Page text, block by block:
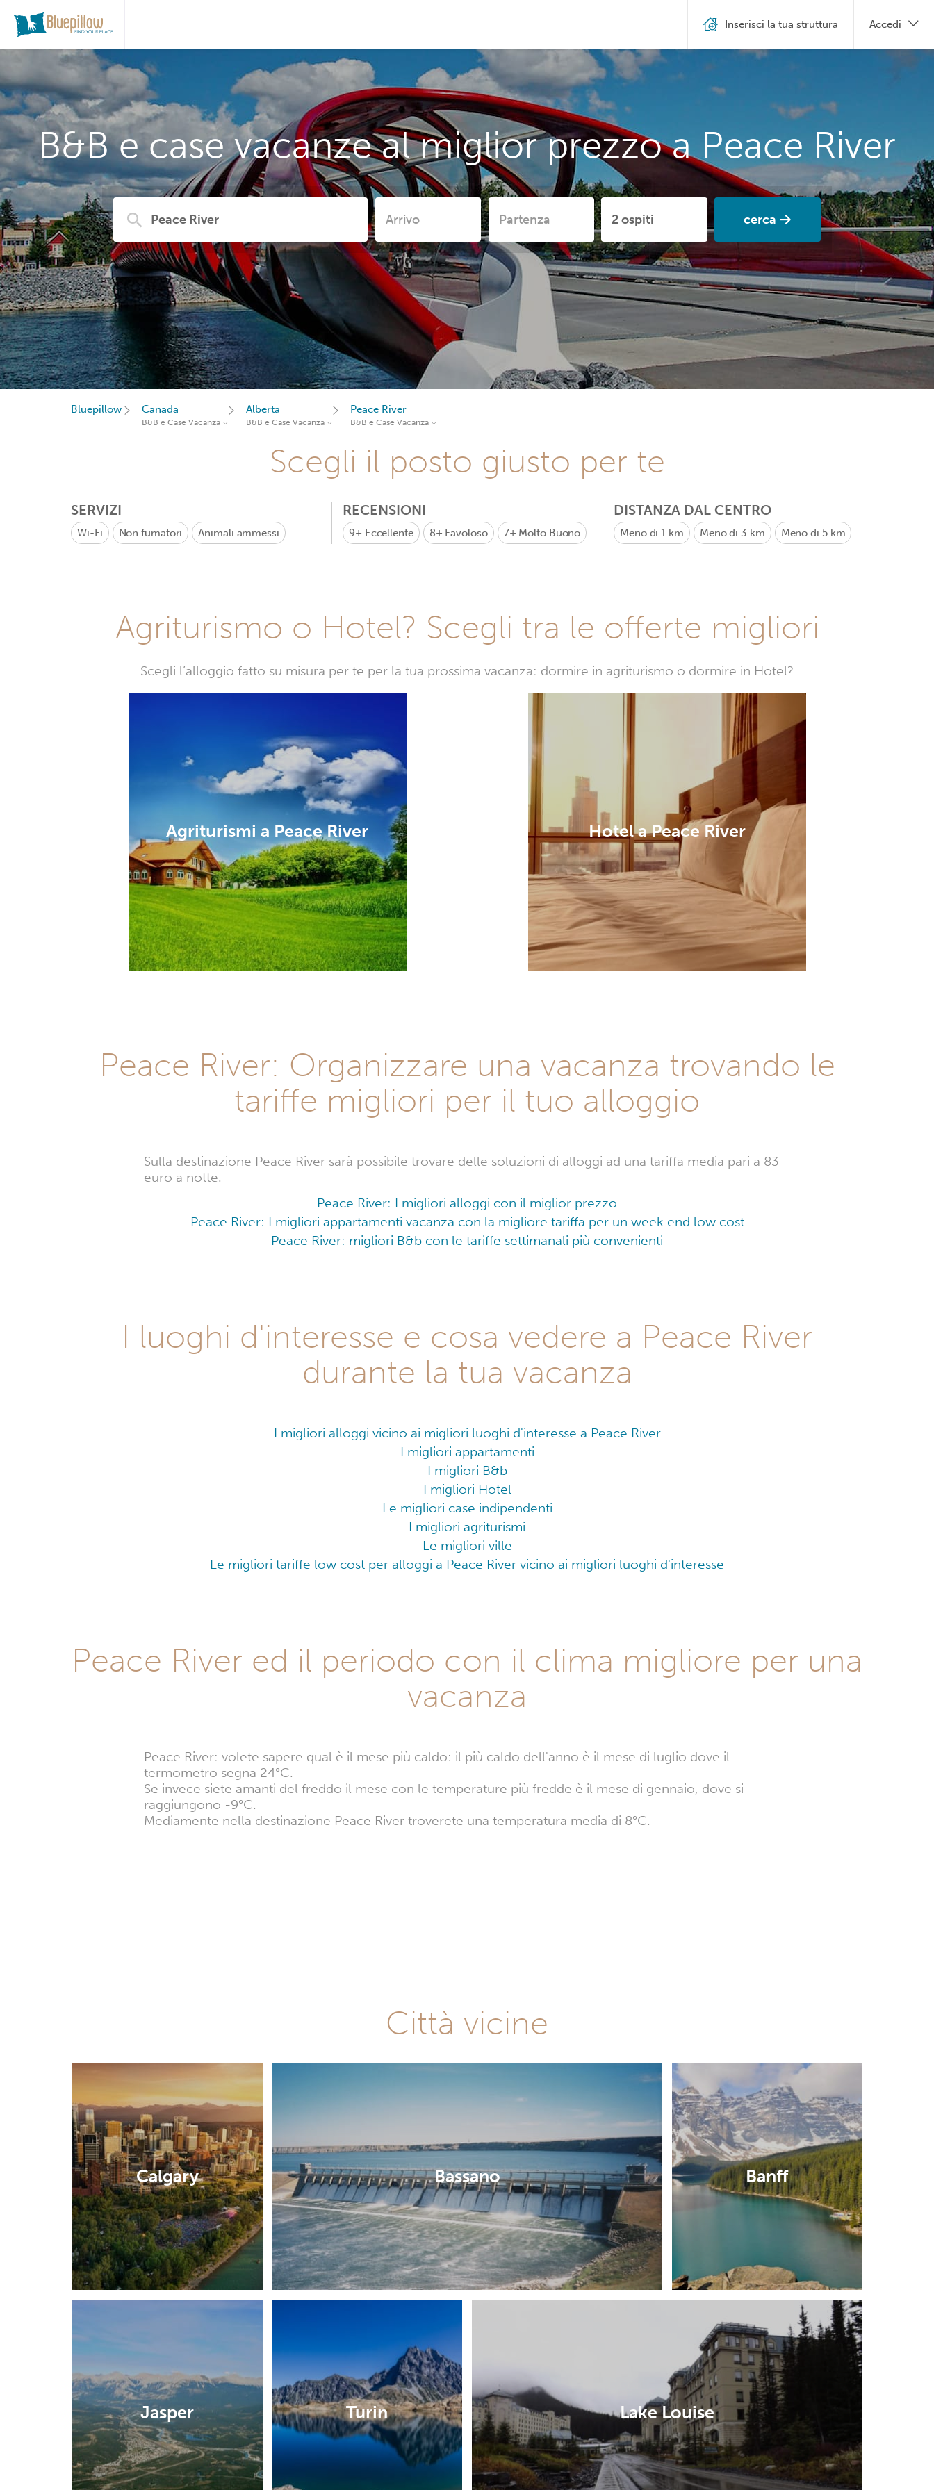
B&B e case vacanze al miglior prezzo a Peace River
cerca
Inserisci la tua struttura Accedi
Bluepillow Canada
B&B e Case Vacanza
Alberta
B&B e Case Vacanza
Peace River
B&B e Case Vacanza
Scegli il posto giusto per te
SERVIZI
Wi-Fi Non fumatori Animali ammessi
RECENSIONI
9+ Eccellente 8+ Favoloso 7+ Molto Buono
DISTANZA DAL CENTRO
Meno di 1 km Meno di 3 km Meno di 5 km
Agriturismo o Hotel? Scegli tra le offerte migliori
Scegli l’alloggio fatto su misura per te per la tua prossima vacanza: dormire in agriturismo o dormire in Hotel?
Agriturismi a Peace River Hotel a Peace River
Peace River: Organizzare una vacanza trovando le
tariffe migliori per il tuo alloggio
Sulla destinazione Peace River sarà possibile trovare delle soluzioni di alloggi ad una tariffa media pari a 83
euro a notte.
Peace River: I migliori alloggi con il miglior prezzo
Peace River: I migliori appartamenti vacanza con la migliore tariffa per un week end low cost
Peace River: migliori B&b con le tariffe settimanali più convenienti
I luoghi d'interesse e cosa vedere a Peace River
durante la tua vacanza
I migliori alloggi vicino ai migliori luoghi d'interesse a Peace River
I migliori appartamenti
I migliori B&b
I migliori Hotel
Le migliori case indipendenti
I migliori agriturismi
Le migliori ville
Le migliori tariffe low cost per alloggi a Peace River vicino ai migliori luoghi d'interesse
Peace River ed il periodo con il clima migliore per una
vacanza
Peace River: volete sapere qual è il mese più caldo: il più caldo dell'anno è il mese di luglio dove il
termometro segna 24°C.
Se invece siete amanti del freddo il mese con le temperature più fredde è il mese di gennaio, dove si
raggiungono -9°C.
Mediamente nella destinazione Peace River troverete una temperatura media di 8°C.
Città vicine
Calgary Bassano Banff
Jasper Turin Lake Louise